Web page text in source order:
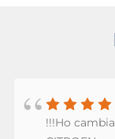
!!!Ho